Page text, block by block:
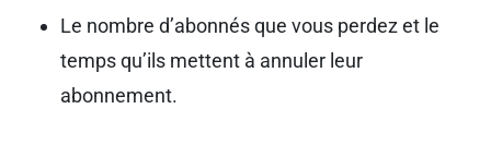
Le nombre d’abonnés que vous perdez et le
temps qu’ils mettent à annuler leur
abonnement.